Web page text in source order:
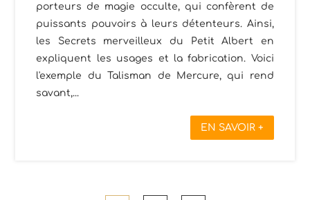
porteurs de magie occulte, qui confèrent de
puissants pouvoirs à leurs détenteurs. Ainsi,
les Secrets merveilleux du Petit Albert en
expliquent les usages et la fabrication. Voici
l'exemple du Talisman de Mercure, qui rend
savant,...
EN SAVOIR +